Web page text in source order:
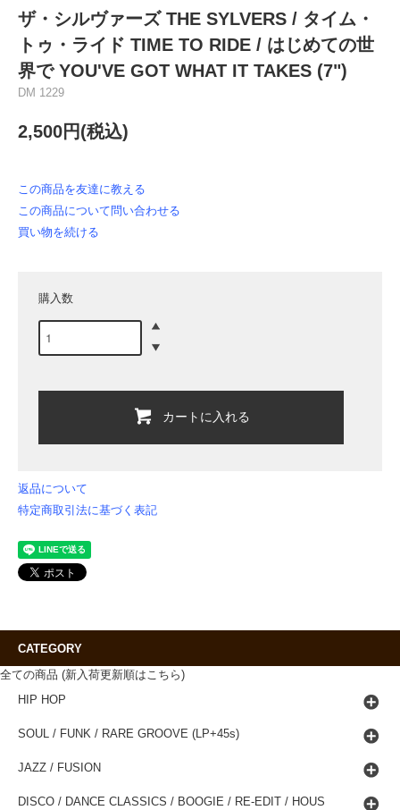
ザ・シルヴァーズ THE SYLVERS / タイム・
トゥ・ライド TIME TO RIDE / はじめての世
界で YOU'VE GOT WHAT IT TAKES (7")
DM 1229
2,500円(税込)
この商品を友達に教える
この商品について問い合わせる
買い物を続ける
購入数
カートに入れる
返品について
特定商取引法に基づく表記
CATEGORY
全ての商品 (新入荷更新順はこちら)
HIP HOP
SOUL / FUNK / RARE GROOVE (LP+45s)
JAZZ / FUSION
DISCO / DANCE CLASSICS / BOOGIE / RE-EDIT / HOUS